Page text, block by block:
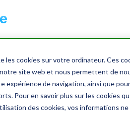
les cookies sur votre ordinateur. Ces
site web et nous permettent de
expérience de navigation, ainsi que
Pour en savoir plus sur les cookies
des cookies, vos informations